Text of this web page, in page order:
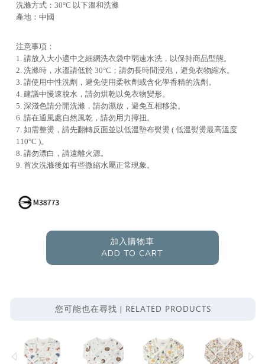
洗滌方式：30°C 以下溫和洗滌
產地：中國
注意事項：
1. 請放入大小適中之細網洗衣袋中弱速水洗，以保持商品型態。
2. 洗滌時，水溫請低於 30°C；請勿長時間浸泡，避免衣物縮水。
3. 請使用中性洗劑，避免使用柔軟劑或含化學香精的洗劑。
4. 建議中慢速脫水，請勿烘乾以免衣物變形。
5. 深淺色請分開洗滌，請勿濕放，避免互相移染。
6. 請在通風處自然風乾，請勿用力擰扭。
7. 如需整燙，請先翻轉反面並以低溫墊布熨燙 ( 低溫熨燙最高溫度
110°C )。
8. 請勿漂白，請遠離火源。
9. 首次洗滌後如有些微縮水屬正常現象。
加入購物車
ADD TO CART
您可能也在尋找 | RELATED PRODUCTS